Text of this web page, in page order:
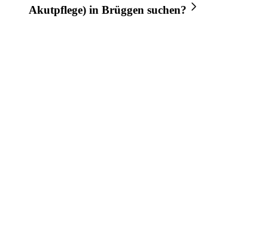
Akutpflege) in Brüggen suchen?